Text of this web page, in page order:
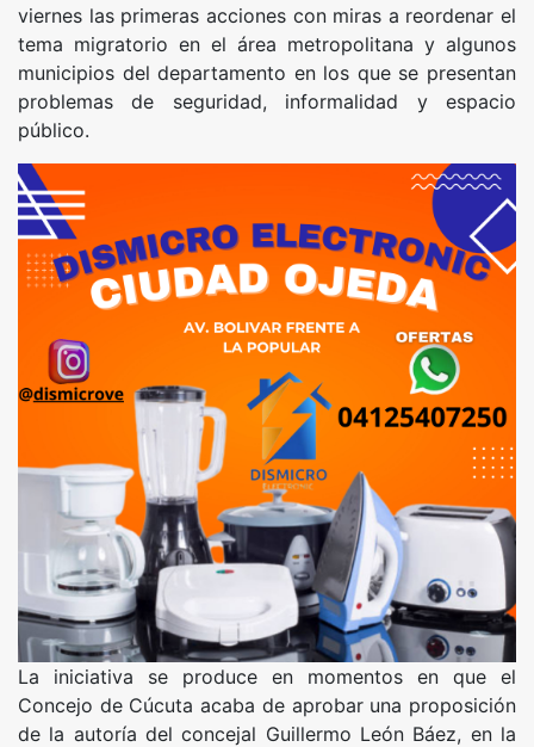
viernes las primeras acciones con miras a reordenar el
tema migratorio en el área metropolitana y algunos
municipios del departamento en los que se presentan
problemas de seguridad, informalidad y espacio
público.
La iniciativa se produce en momentos en que el
Concejo de Cúcuta acaba de aprobar una proposición
de la autoría del concejal Guillermo León Báez, en la